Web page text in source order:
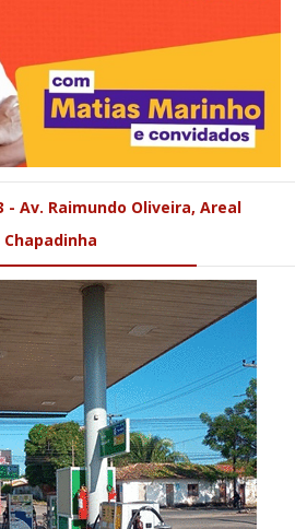
- Av. Raimundo Oliveira, Areal
Chapadinha